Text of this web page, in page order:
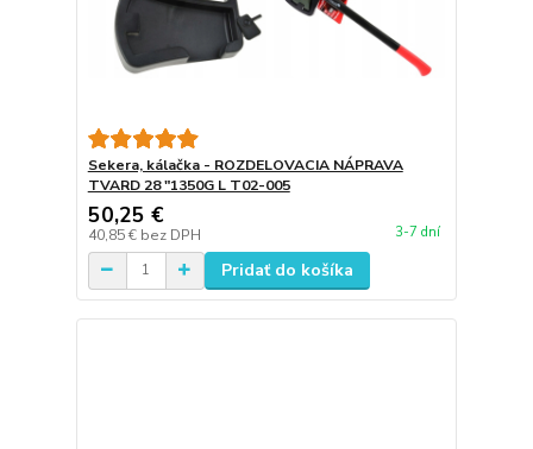
Sekera, kálačka - ROZDELOVACIA NÁPRAVA
TVARD 28 "1350G L T02-005
50,25 €
40,85 € bez DPH 3-7 dní
Pridať do košíka